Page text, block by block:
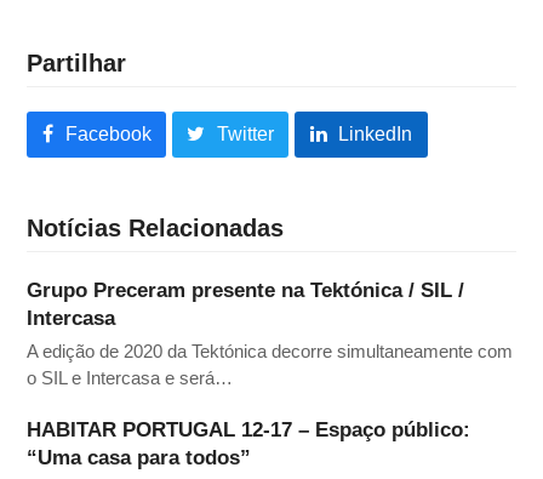
Partilhar
Facebook Twitter LinkedIn
Notícias Relacionadas
Grupo Preceram presente na Tektónica / SIL /
Intercasa
A edição de 2020 da Tektónica decorre simultaneamente com
o SIL e Intercasa e será…
HABITAR PORTUGAL 12-17 – Espaço público:
“Uma casa para todos”